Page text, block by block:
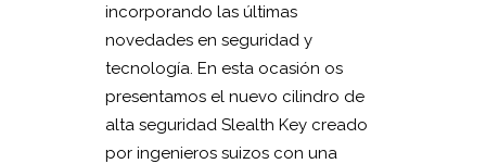
incorporando las últimas
novedades en seguridad y
tecnología. En esta ocasión os
presentamos el nuevo cilindro de
alta seguridad Slealth Key creado
por ingenieros suizos con una